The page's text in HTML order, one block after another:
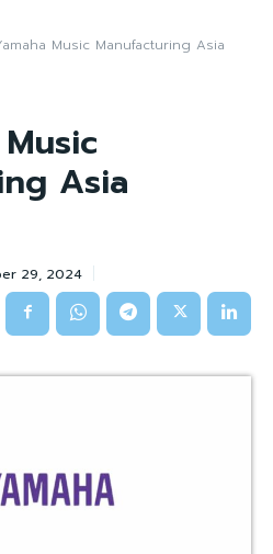
Music Manufacturing Asia
Asia
29, 2024